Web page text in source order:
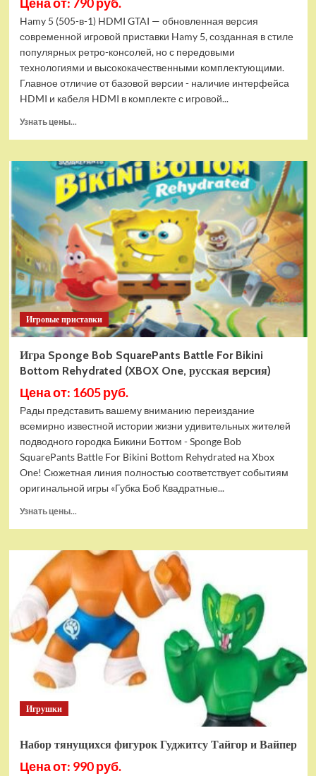
Hamy 5 (505-в-1) HDMI GTAI — обновленная версия
современной игровой приставки Hamy 5, созданная в стиле
популярных ретро-консолей, но с передовыми
технологиями и высококачественными комплектующими.
Главное отличие от базовой версии - наличие интерфейса
HDMI и кабеля HDMI в комплекте с игровой...
Узнать цены...
Игровая
приставка
Hamy
5
(505-
в-1)
HDMI
GTA
Игровые приставки
Игра Sponge Bob SquarePants Battle For Bikini
Bottom Rehydrated (XBOX One, русская версия)
Цена от: 1605 руб.
Рады представить вашему вниманию переиздание
всемирно известной истории жизни удивительных жителей
подводного городка Бикини Боттом - Sponge Bob
SquarePants Battle For Bikini Bottom Rehydrated на Xbox
One! Сюжетная линия полностью соответствует событиям
оригинальной игры «Губка Боб Квадратные...
Узнать цены...
Игра
Sponge
Bob
SquarePants
Battle
For
Bikini
Bottom
Rehydrated
(XBOX
Игрушки
Набор тянущихся фигурок Гуджитсу Тайгор и Вайпер
Цена от: 990 руб.